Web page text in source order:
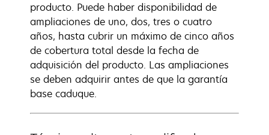
producto. Puede haber disponibilidad de
ampliaciones de uno, dos, tres o cuatro
años, hasta cubrir un máximo de cinco años
de cobertura total desde la fecha de
adquisición del producto. Las ampliaciones
se deben adquirir antes de que la garantía
base caduque.